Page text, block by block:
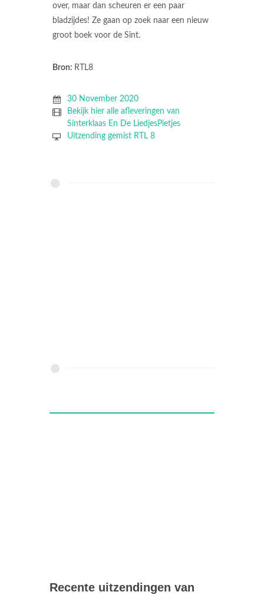
over, maar dan scheuren er een paar
bladzijdes! Ze gaan op zoek naar een nieuw
groot boek voor de Sint.
Bron: RTL8
30 November 2020
Bekijk hier alle afleveringen van
Sinterklaas En De LiedjesPietjes
Uitzending gemist RTL 8
Recente uitzendingen van